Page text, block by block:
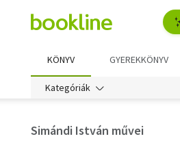
KÖNYV GYEREKKÖNYV
Kategóriák
Simándi István művei